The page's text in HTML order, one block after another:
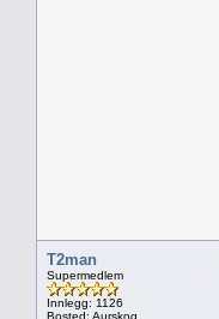
T2man
Supermedlem
Innlegg: 1126
Bosted: Aurskog